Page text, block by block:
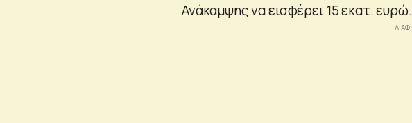
Ανάκαμψης να εισφέρει 15 εκατ. ευρώ.